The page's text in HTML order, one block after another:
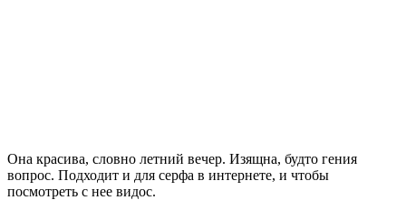
Она красива, словно летний вечер. Изящна, будто гения
вопрос. Подходит и для серфа в интернете, и чтобы
посмотреть с нее видос.